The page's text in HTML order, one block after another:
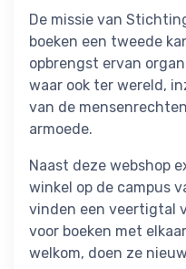
De missie van
boeken een tweede
opbrengst ervan
waar ook ter wereld,
van de
armoede.
Naast deze webshop
winkel op de campus
vinden een veertigtal
voor boeken met
welkom, doen ze